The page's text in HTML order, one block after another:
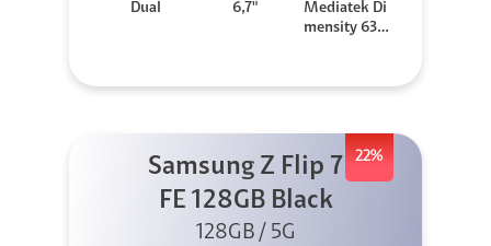
Dual
6,7"
Mediatek Di
mensity 630
22%
Samsung Z Flip 7
FE 128GB Black
128GB / 5G